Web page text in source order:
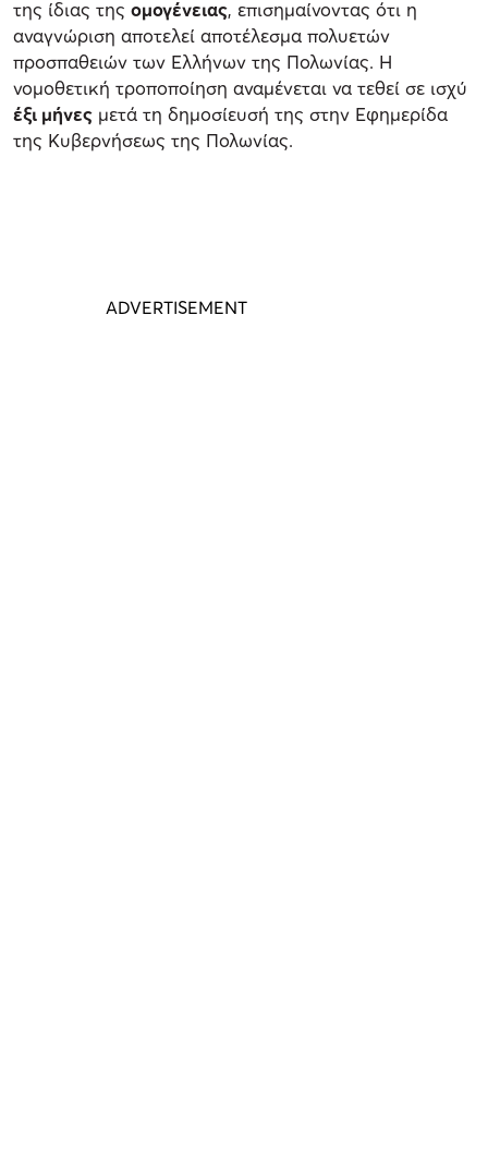
της ίδιας της ομογένειας, επισημαίνοντας ότι η
αναγνώριση αποτελεί αποτέλεσμα πολυετών
προσπαθειών των Ελλήνων της Πολωνίας. Η
νομοθετική τροποποίηση αναμένεται να τεθεί σε ισχύ
έξι μήνες μετά τη δημοσίευσή της στην Εφημερίδα
της Κυβερνήσεως της Πολωνίας.